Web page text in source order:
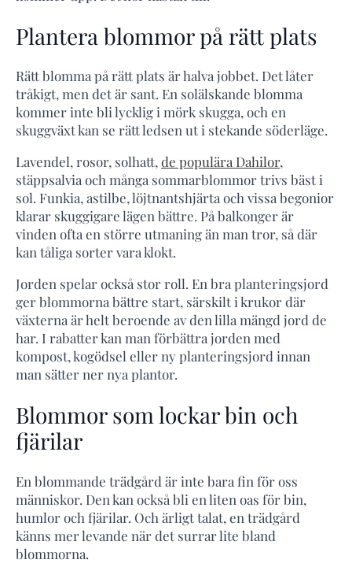
Plantera blommor på rätt plats
Rätt blomma på rätt plats är halva jobbet. Det låter
tråkigt, men det är sant. En solälskande blomma
kommer inte bli lycklig i mörk skugga, och en
skuggväxt kan se rätt ledsen ut i stekande söderläge.
Lavendel, rosor, solhatt, de populära Dahilor,
stäppsalvia och många sommarblommor trivs bäst i
sol. Funkia, astilbe, löjtnantshjärta och vissa begonior
klarar skuggigare lägen bättre. På balkonger är
vinden ofta en större utmaning än man tror, så där
kan tåliga sorter vara klokt.
Jorden spelar också stor roll. En bra planteringsjord
ger blommorna bättre start, särskilt i krukor där
växterna är helt beroende av den lilla mängd jord de
har. I rabatter kan man förbättra jorden med
kompost, kogödsel eller ny planteringsjord innan
man sätter ner nya plantor.
Blommor som lockar bin och
fjärilar
En blommande trädgård är inte bara fin för oss
människor. Den kan också bli en liten oas för bin,
humlor och fjärilar. Och ärligt talat, en trädgård
känns mer levande när det surrar lite bland
blommorna.